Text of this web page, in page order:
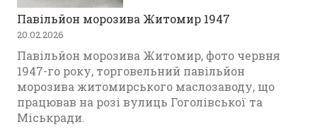
Павільйон морозива Житомир 1947
20.02.2026
Павільйон морозива Житомир, фото червня
1947-го року, торговельний павільйон
морозива житомирського маслозаводу, що
працював на розі вулиць Гоголівської та
Міськради.